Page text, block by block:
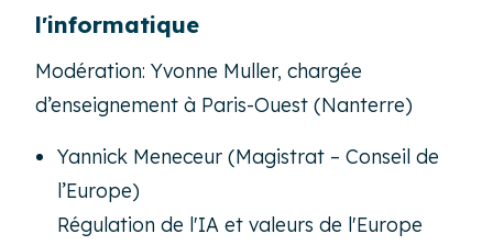
l'informatique
Modération: Yvonne Muller, chargée
d’enseignement à Paris-Ouest (Nanterre)
Yannick Meneceur (Magistrat – Conseil de
l’Europe)
Régulation de l'IA et valeurs de l'Europe